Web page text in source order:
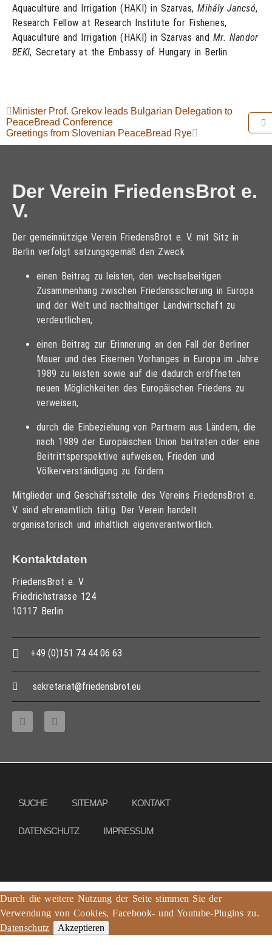
Aquaculture and Irrigation (HAKI) in Szarvas,Mihály Jancsó,
Research Fellow at Research Institute for Fisheries,
Aquaculture and Irrigation (HAKI) in Szarvas and Mr. Nandor
BEKI, Secretary at the Embassy of Hungary in Berlin.
Minister Prof. Grekov leads Bulgarian Delegation to
PeaceBread Conference
Greetings from Slovenian PeaceBread Rye
Der Verein FriedensBrot e.
V.
Der gemeinnützige Verein FriedensBrot e. V. mit Sitz in
Berlin verfolgt satzungsgemäß den Zweck
einen Beitrag zu leisten, den wechselseitigen
Zusammenhang zwischen Friedenssicherung in Europa
und der Welt und nachhaltiger Landwirtschaft zu
verdeutlichen,
einen Beitrag zur Erinnerung an den Fall der Berliner
Mauer und des Eisernen Vorhanges in Europa im Jahre
1989 zu leisten sowie auf die dadurch eröffneten
neuen Möglichkeiten des Europäischen Friedens zu
verweisen,
durch die Einbeziehung von Partnern aus Ländern, die
nach 1989 der Europäischen Union beitraten oder eine
Beitrittsperspektive aufweisen, Frieden und
Völkerverständigung zu fördern.
Mitglieder und Geschäftsstelle des Vereins FriedensBrot e.
V. sind ehrenamtlich tätig. Der Verein handelt
organisatorisch und inhaltlich eigenverantwortlich.
Kontaktdaten
FriedensBrot e. V.
Friedrichstrasse 124
10117 Berlin
+49 (0)151 74 44 06 63
sekretariat@friedensbrot.eu
SUCHE SITEMAP KONTAKT
DATENSCHUTZ IMPRESSUM
Durch die weitere Nutzung der Seite stimmen Sie der
Verwendung von Cookies, Facebook- und Youtube-Plugins zu.
Datenschutz
Akzeptieren